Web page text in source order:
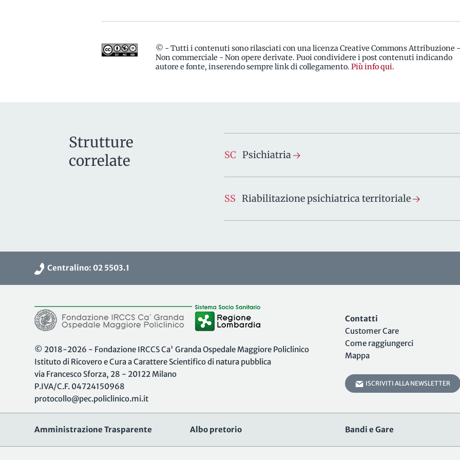
© - Tutti i contenuti sono rilasciati con una licenza Creative Commons Attribuzione
Non commerciale - Non opere derivate. Puoi condividere i post contenuti indicando
autore e fonte, inserendo sempre link di collegamento.Più info qui.
Strutture
correlate
SC Psichiatria
SS Riabilitazione psichiatrica territoriale
Centralino: 02 5503.1
© 2018-2026 - Fondazione IRCCS Ca' Granda Ospedale Maggiore Policlinico
Istituto di Ricovero e Cura a Carattere Scientifico di natura pubblica
via Francesco Sforza, 28 - 20122 Milano
P.IVA/C.F. 04724150968
protocollo@pec.policlinico.mi.it
Contatti
Customer Care
Come raggiungerci
Mappa
ISCRIVITI ALLA NEWSLETTER
Amministrazione Trasparente Albo pretorio Bandi e Gare